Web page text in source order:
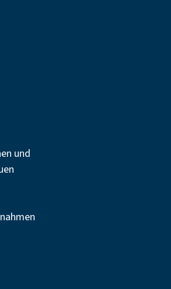
und